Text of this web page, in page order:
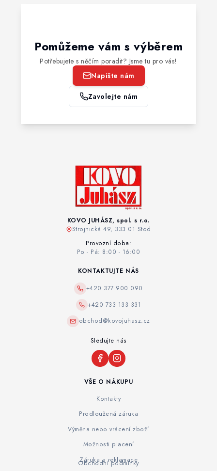
Pomůžeme vám s výběrem
Potřebujete s něčím poradit? Jsme tu pro vás!
Napište nám
Zavolejte nám
KOVO JUHÁSZ, spol. s r.o.
Strojnická 49, 333 01 Stod
Provozní doba:
Po - Pá: 8:00 - 16:00
VŠE O NÁKUPU
Kontakty
Prodloužená záruka
Výměna nebo vrácení zboží
Možnosti placení
Záruka a reklamace
Obchodní podmínky
KONTAKTUJTE NÁS
+420 377 900 090
+420 733 133 331
obchod@kovojuhasz.cz
Sledujte nás